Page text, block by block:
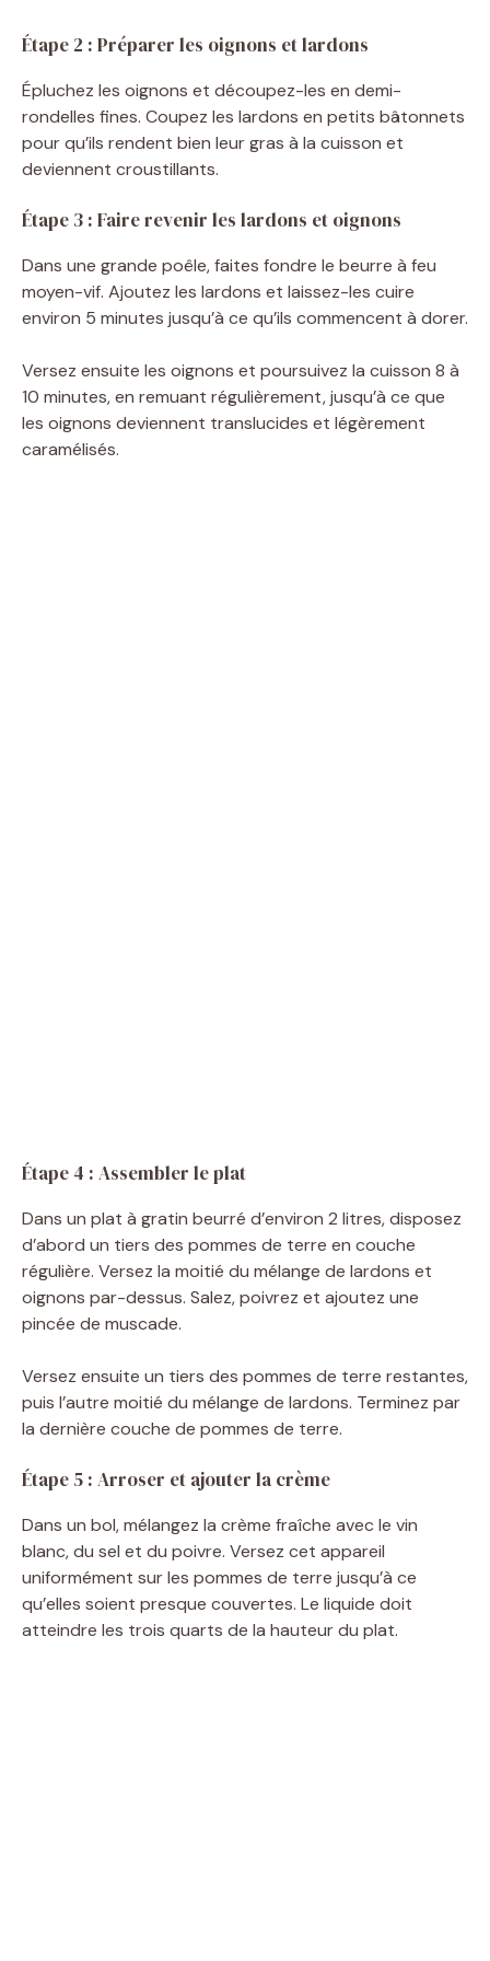
d
e
Étape 2 : Préparer les oignons et lardons
Épluchez les oignons et découpez-les en demi-
rondelles fines. Coupez les lardons en petits bâtonnets
pour qu’ils rendent bien leur gras à la cuisson et
deviennent croustillants.
Étape 3 : Faire revenir les lardons et oignons
Dans une grande poêle, faites fondre le beurre à feu
moyen-vif. Ajoutez les lardons et laissez-les cuire
environ 5 minutes jusqu’à ce qu’ils commencent à dorer.
Versez ensuite les oignons et poursuivez la cuisson 8 à
10 minutes, en remuant régulièrement, jusqu’à ce que
les oignons deviennent translucides et légèrement
caramélisés.
Étape 4 : Assembler le plat
Dans un plat à gratin beurré d’environ 2 litres, disposez
d’abord un tiers des pommes de terre en couche
régulière. Versez la moitié du mélange de lardons et
oignons par-dessus. Salez, poivrez et ajoutez une
pincée de muscade.
Versez ensuite un tiers des pommes de terre restantes,
puis l’autre moitié du mélange de lardons. Terminez par
la dernière couche de pommes de terre.
Étape 5 : Arroser et ajouter la crème
Dans un bol, mélangez la crème fraîche avec le vin
blanc, du sel et du poivre. Versez cet appareil
uniformément sur les pommes de terre jusqu’à ce
qu’elles soient presque couvertes. Le liquide doit
atteindre les trois quarts de la hauteur du plat.